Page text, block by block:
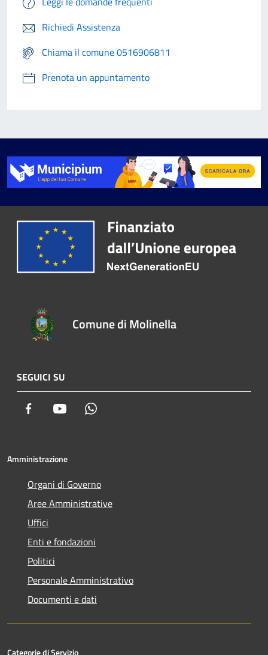
Richiedi Assistenza
Chiama il comune 0516906811
Prenota un appuntamento
Comune di Molinella
SEGUICI SU
Facebook Youtube
Amministrazione
Organi di Governo
Aree Amministrative
Uffici
Enti e fondazioni
Politici
Personale Amministrativo
Documenti e dati